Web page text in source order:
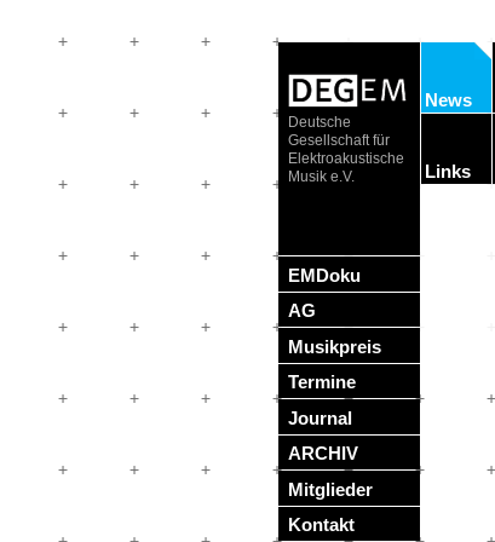
Deutsche
Gesellschaft für
Elektroakustische
Musik e.V.
EMDoku
AG
Musikpreis
Termine
Journal
ARCHIV
Mitglieder
Kontakt
News
Links